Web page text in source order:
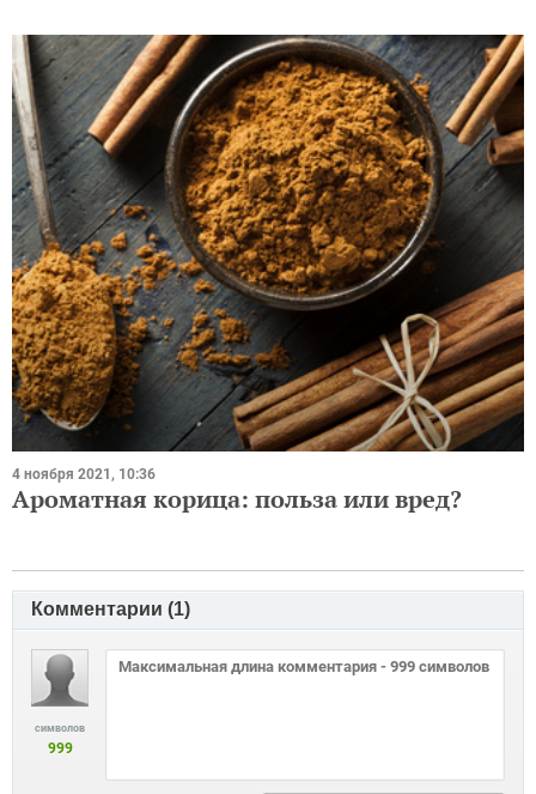
4 ноября 2021, 10:36
Ароматная корица: польза или вред?
Комментарии (1)
символов
999